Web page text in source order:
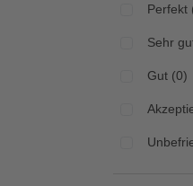
Perfekt
Sehr
Gut (0)